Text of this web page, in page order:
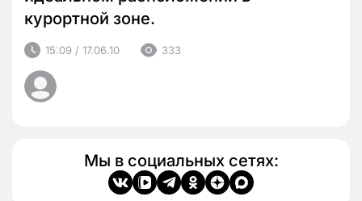
курортной зоне.
15:09 / 17.06.10 333
Мы в социальных сетях: